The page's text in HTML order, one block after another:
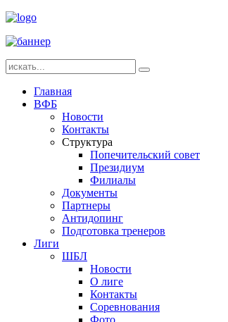
Главная
ВФБ
Новости
Контакты
Структура
Попечительский совет
Президиум
Филиалы
Документы
Партнеры
Антидопинг
Подготовка тренеров
Лиги
ШБЛ
Новости
О лиге
Контакты
Соревнования
Фото